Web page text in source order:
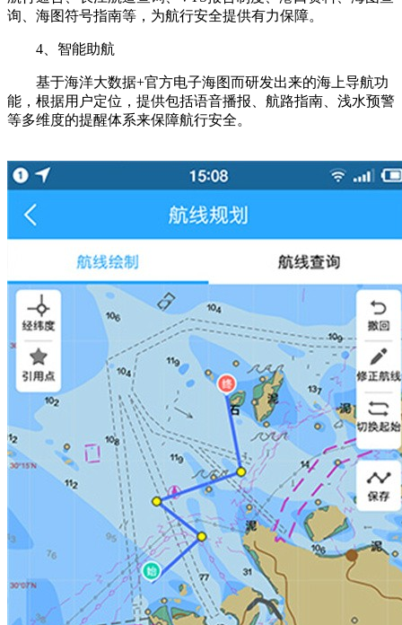
询、海图符号指南等，为航行安全提供有力保障。
4、智能助航
基于海洋大数据+官方电子海图而研发出来的海上导航功
能，根据用户定位，提供包括语音播报、航路指南、浅水预警
等多维度的提醒体系来保障航行安全。